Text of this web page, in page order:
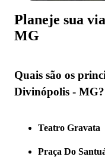
Planeje sua
MG
Quais são os
Divinópolis - MG?
Teatro Gravata
Praça Do